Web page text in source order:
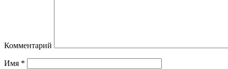
Комментарий
Имя *